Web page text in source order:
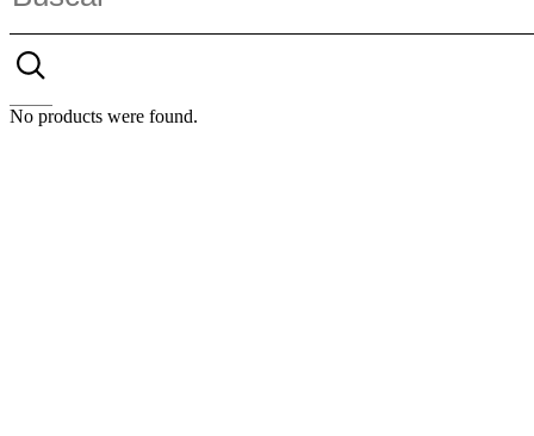
No products were found.